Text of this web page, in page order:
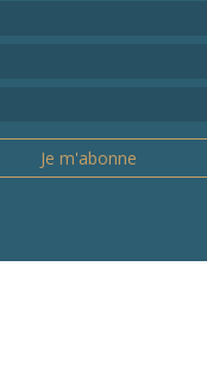
Je m'abonne